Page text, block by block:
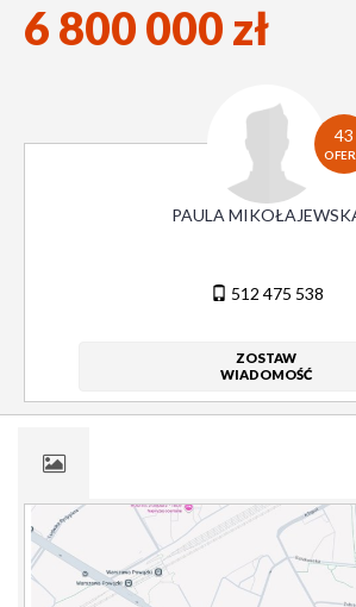
6 800 000 zł
43
PAULA
512 475 538
ZOSTAW
WIADOMOŚĆ